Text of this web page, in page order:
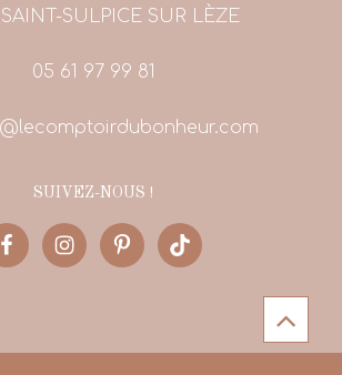
SAINT-SULPICE SUR LÈZE
05 61 97 99 81
SUIVEZ-NOUS !